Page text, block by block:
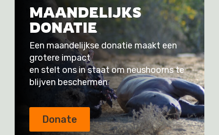
MAANDELIJKS
DONATIE
Een maandelijkse donatie maakt een
grotere impact
en stelt ons in staat om neushoorns te
blijven beschermen
Donate